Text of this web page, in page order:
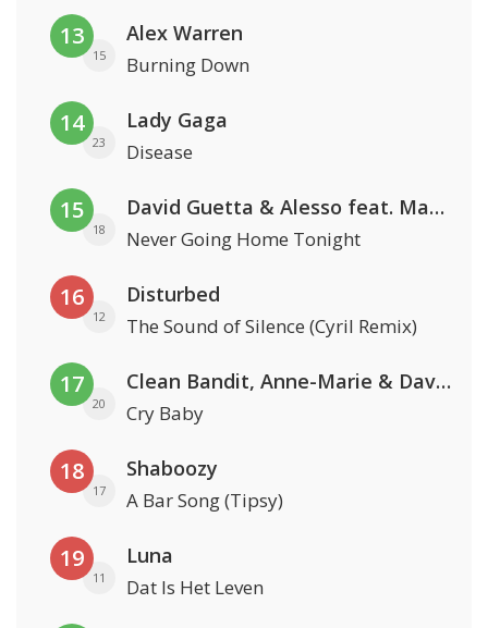
13
15
Alex Warren
Burning Down
14
23
Lady Gaga
Disease
15
18
David Guetta & Alesso feat. Madison Love
Never Going Home Tonight
16
12
Disturbed
The Sound of Silence (Cyril Remix)
17
20
Clean Bandit, Anne-Marie & David Guetta
Cry Baby
18
17
Shaboozy
A Bar Song (Tipsy)
19
11
Luna
Dat Is Het Leven